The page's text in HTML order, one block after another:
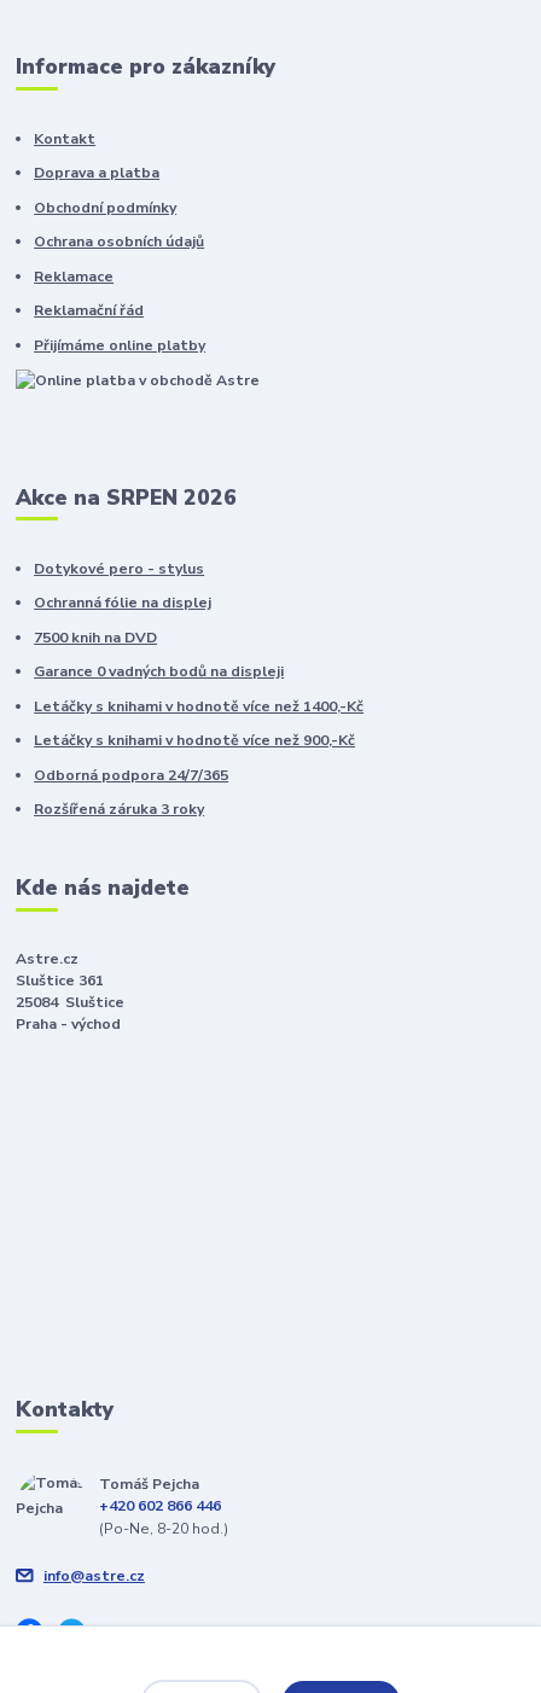
Informace pro zákazníky
Kontakt
Doprava a platba
Obchodní podmínky
Ochrana osobních údajů
Reklamace
Reklamační řád
Přijímáme online platby
Akce na SRPEN 2026
Dotykové pero - stylus
Ochranná fólie na displej
7500 knih na DVD
Garance 0 vadných bodů na displeji
Letáčky s knihami v hodnotě více než 1400,-Kč
Letáčky s knihami v hodnotě více než 900,-Kč
Odborná podpora 24/7/365
Rozšířená záruka 3 roky
Kde nás najdete
Astre.cz
Sluštice 361
25084 Sluštice
Praha - východ
Kontakty
Tomáš Pejcha
+420 602 866 446
(Po-Ne, 8-20 hod.)
info@astre.cz